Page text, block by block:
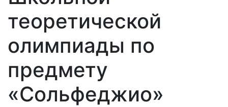
теоретической
олимпиады по
предмету
«Сольфеджио»